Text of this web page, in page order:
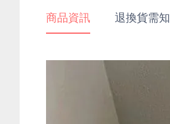
商品資訊 退換貨需知